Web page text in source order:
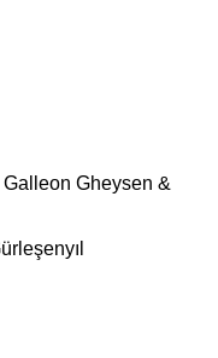
Galleon Gheysen &